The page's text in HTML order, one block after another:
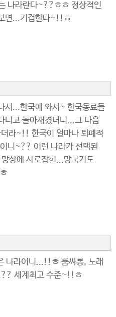
나라란다~??ㅎㅎ 정상적인
면...기겁한다~!!ㅎ
서...한국에 와서~ 한국동료들
니고 놀아재겼더니...그 다음
라~!! 한국이 얼마나 퇴폐적
니~?? 이런 나라가 선택된
상에 사로잡힌...망국기도
나라이니...!!ㅎ 룸싸롱, 노래
세계최고 수준~!!ㅎ